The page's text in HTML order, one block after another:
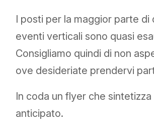
I posti per la maggior parte di
eventi verticali sono quasi
Consigliamo quindi di non
ove desideriate prendervi
In coda un flyer che
anticipato.